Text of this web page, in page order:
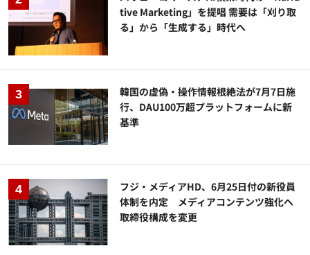
tive Marketing」を提唱 需要は「刈り取
る」から「生成する」時代へ
韓国の虚偽・操作情報根絶法が7月7日施
行、DAU100万超プラットフォームに新
基準
フジ・メディアHD、6月25日付の新役員
体制を内定 メディアコンテンツ強化へ
取締役構成を変更